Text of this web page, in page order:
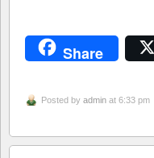
Share
Posted by admin at 6:33 pm